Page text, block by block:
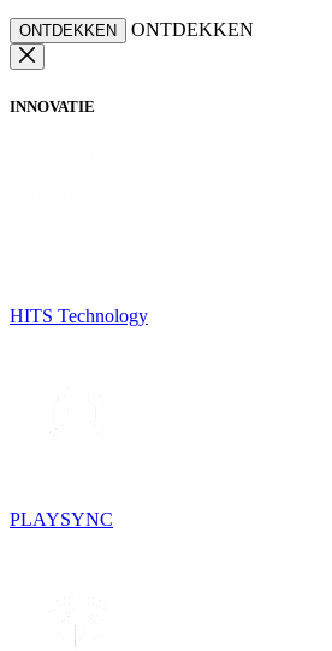
ONTDEKKEN ONTDEKKEN
INNOVATIE
HITS Technology
PLAYSYNC